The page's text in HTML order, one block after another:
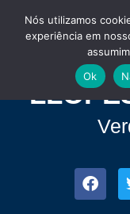
Nós utilizamos
experiência em
Ok